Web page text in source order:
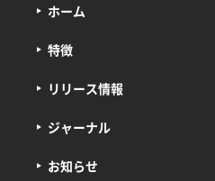
ホーム
特徴
リリース情報
ジャーナル
お知らせ